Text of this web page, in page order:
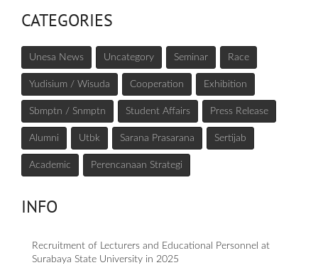
CATEGORIES
Unesa News Uncategory Seminar Race
Yudisium / Wisuda Cooperation Exhibition
Sbmptn / Snmptn Student Affairs Press Release
Alumni Utbk Sarana Prasarana Sertijab
Academic Perencanaan Strategi
INFO
Recruitment of Lecturers and Educational Personnel at
Surabaya State University in 2025